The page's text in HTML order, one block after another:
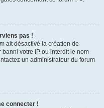
pas !
ait désactivé la création de
votre IP ou interdit le nom
un administrateur du forum
connecter !